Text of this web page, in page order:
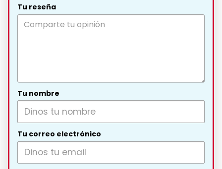
Tu reseña
Tu nombre
Tu correo electrónico